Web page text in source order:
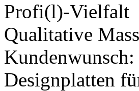
Profi(l)-Vielfalt
Qualitative
Designplatten